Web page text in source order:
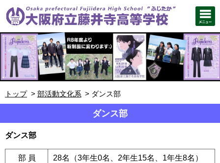
トップ 部活動文化系 ダンス部
ダンス部
ダンス部
部 員
28名（3年生0名、2年生15名、1年生8名）